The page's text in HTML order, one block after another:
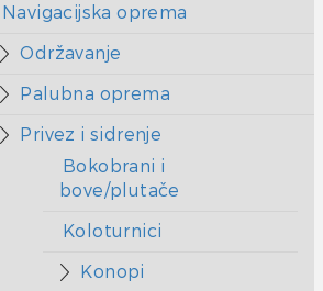
Navigacijska oprema
Održavanje
Palubna oprema
Privez i sidrenje
Bokobrani i
bove/plutače
Koloturnici
Konopi